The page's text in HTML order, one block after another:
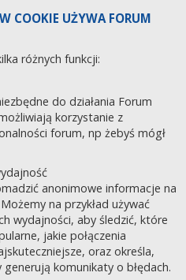
COOKIE UŻYWA FORUM
różnych funkcji:
do działania Forum
korzystanie z
forum, np żebyś mógł
anonimowe informacje na
na przykład używać
wydajności, aby śledzić, które
jakie połączenia
oraz określa,
komunikaty o błędach.